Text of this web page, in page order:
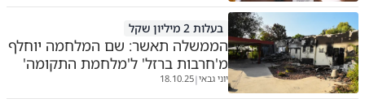
בעלות 2 מיליון שקל
הממשלה תאשר: שם המלחמה יוחלף
מ'חרבות ברזל' ל'מלחמת התקומה'
יוני גבאי|
18.10.25